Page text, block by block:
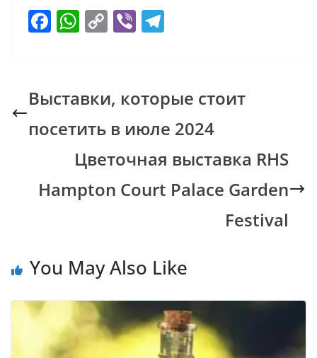
F
b
o
o
W
s
A
p
p
C
y
Li
n
k
Vi
gr
a
m
Выставки, которые стоит
посетить в июле 2024
Цветочная выставка RHS
Hampton Court Palace Garden
Festival
You May Also Like